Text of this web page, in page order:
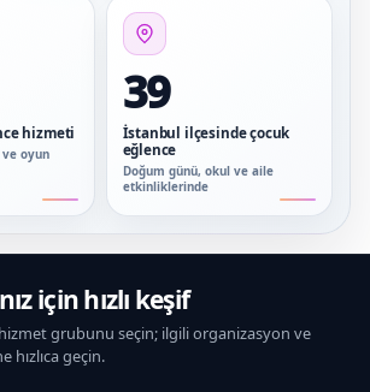
hizmeti
oyun
39
İstanbul ilçesinde çocuk
eğlence
Doğum günü, okul ve aile
etkinliklerinde
için hızlı keşif
hizmet grubunu seçin; ilgili organizasyon ve
hızlıca geçin.